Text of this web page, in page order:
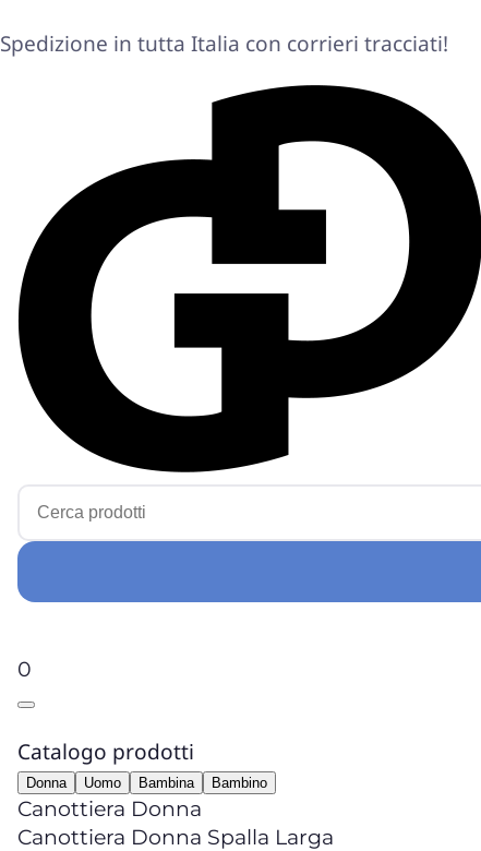
Spedizione in tutta Italia con corrieri tracciati!
0
Catalogo prodotti
Donna Uomo Bambina Bambino
Canottiera Donna
Canottiera Donna Spalla Larga